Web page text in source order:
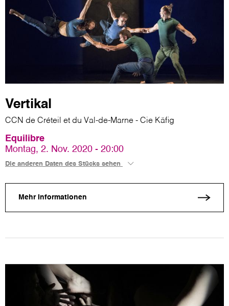
Vertikal
CCN de Créteil et du Val-de-Marne - Cie Käfig
Equilibre
Montag, 2. Nov. 2020 - 20:00
Die anderen Daten des Stücks sehen
Mehr Informationen